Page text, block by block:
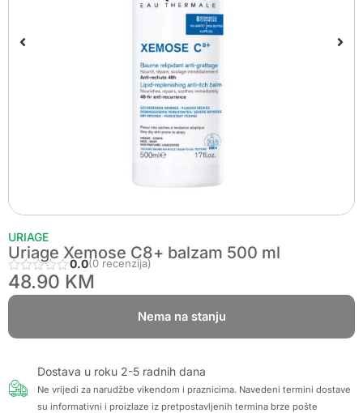
URIAGE
Uriage Xemose C8+ balzam 500 ml
0.0(0 recenzija)
48.90 KM
Nema na stanju
Dostava u roku 2-5 radnih dana
Ne vrijedi za narudžbe vikendom i praznicima. Navedeni termini dostave
su informativni i proizlaze iz pretpostavljenih termina brze pošte